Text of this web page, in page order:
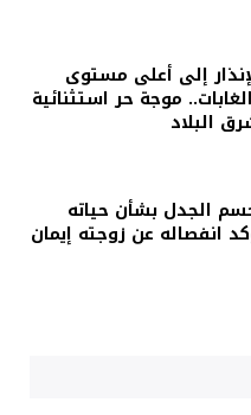
إلى أعلى مستوى
موجة حر استثنائية
البلاد
الجدل بشأن حياته
انفصاله عن زوجته إيمان